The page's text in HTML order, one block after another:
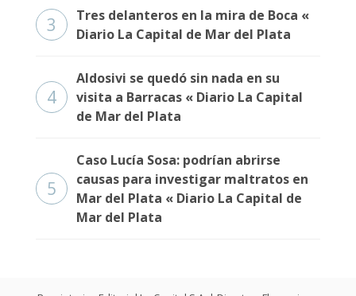
3
Tres delanteros en la mira de Boca «
Diario La Capital de Mar del Plata
4
Aldosivi se quedó sin nada en su
visita a Barracas « Diario La Capital
de Mar del Plata
5
Caso Lucía Sosa: podrían abrirse
causas para investigar maltratos en
Mar del Plata « Diario La Capital de
Mar del Plata